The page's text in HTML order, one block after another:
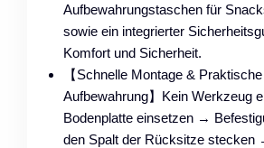
Aufbewahrungstaschen für
sowie ein integrierter
Komfort und Sicherheit.
【Schnelle Montage & Praktische
Aufbewahrung】Kein Werkzeug
Bodenplatte einsetzen →
den Spalt der Rücksitze stecken